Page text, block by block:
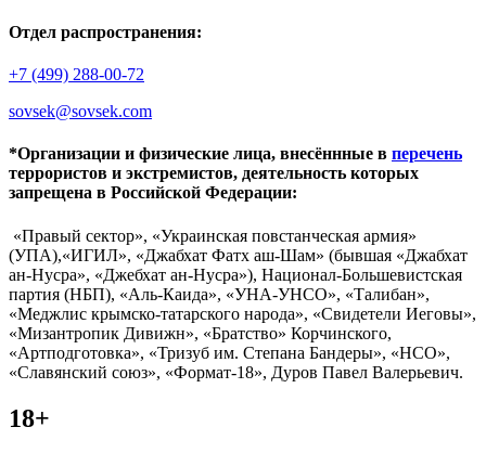
Отдел распространения:
+7 (499) 288-00-72
sovsek@sovsek.com
*Организации и физические лица, внесённные в перечень
террористов и экстремистов, деятельность которых
запрещена в Российской Федерации:
«Правый сектор», «Украинская повстанческая армия»
(УПА),«ИГИЛ», «Джабхат Фатх аш-Шам» (бывшая «Джабхат
ан-Нусра», «Джебхат ан-Нусра»), Национал-Большевистская
партия (НБП), «Аль-Каида», «УНА-УНСО», «Талибан»,
«Меджлис крымско-татарского народа», «Свидетели Иеговы»,
«Мизантропик Дивижн», «Братство» Корчинского,
«Артподготовка», «Тризуб им. Степана Бандеры», «НСО»,
«Славянский союз», «Формат-18», Дуров Павел Валерьевич.
18+